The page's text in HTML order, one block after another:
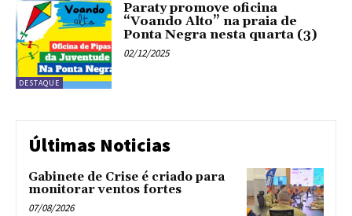
DESTAQUE
Paraty promove oficina
“Voando Alto” na praia de
Ponta Negra nesta quarta (3)
02/12/2025
Últimas Noticias
Gabinete de Crise é criado para
monitorar ventos fortes
07/08/2026